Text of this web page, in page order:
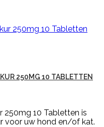
250MG 10 TABLETTEN
10 Tabletten is
voor uw hond en/of kat.